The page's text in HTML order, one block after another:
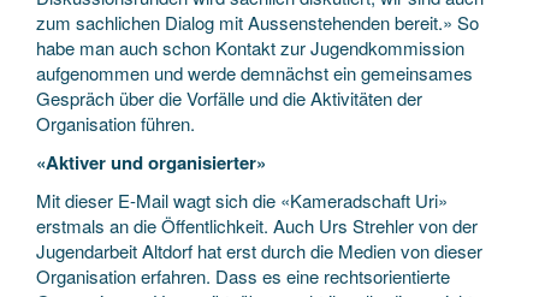
zum sachlichen Dialog mit Aussenstehenden bereit.» So
habe man auch schon Kontakt zur Jugendkommission
aufgenommen und werde demnächst ein gemeinsames
Gespräch über die Vorfälle und die Aktivitäten der
Organisation führen.
«Aktiver und organisierter»
Mit dieser E-Mail wagt sich die «Kameradschaft Uri»
erstmals an die Öffentlichkeit. Auch Urs Strehler von der
Jugendarbeit Altdorf hat erst durch die Medien von dieser
Organisation erfahren. Dass es eine rechtsorientierte